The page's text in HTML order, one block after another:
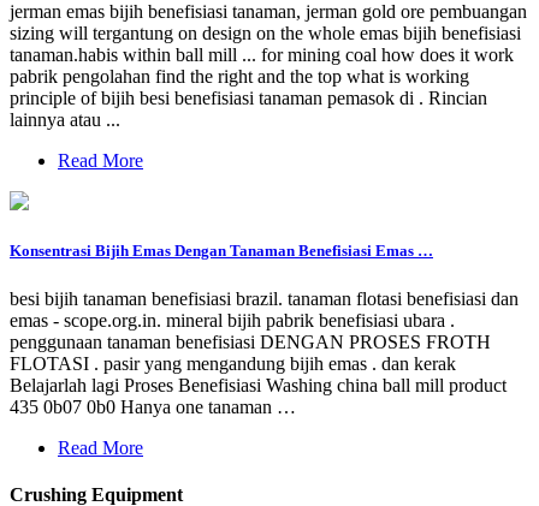
jerman emas bijih benefisiasi tanaman, jerman gold ore pembuangan
sizing will tergantung on design on the whole emas bijih benefisiasi
tanaman.habis within ball mill ... for mining coal how does it work
pabrik pengolahan find the right and the top what is working
principle of bijih besi benefisiasi tanaman pemasok di . Rincian
lainnya atau ...
Read More
Konsentrasi Bijih Emas Dengan Tanaman Benefisiasi Emas …
besi bijih tanaman benefisiasi brazil. tanaman flotasi benefisiasi dan
emas - scope.org.in. mineral bijih pabrik benefisiasi ubara .
penggunaan tanaman benefisiasi DENGAN PROSES FROTH
FLOTASI . pasir yang mengandung bijih emas . dan kerak
Belajarlah lagi Proses Benefisiasi Washing china ball mill product
435 0b07 0b0 Hanya one tanaman …
Read More
Crushing Equipment